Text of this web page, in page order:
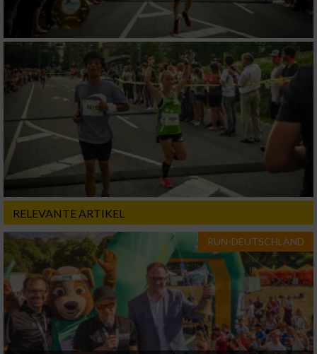
RELEVANTE ARTIKEL
RUN-DEUTSCHLAND